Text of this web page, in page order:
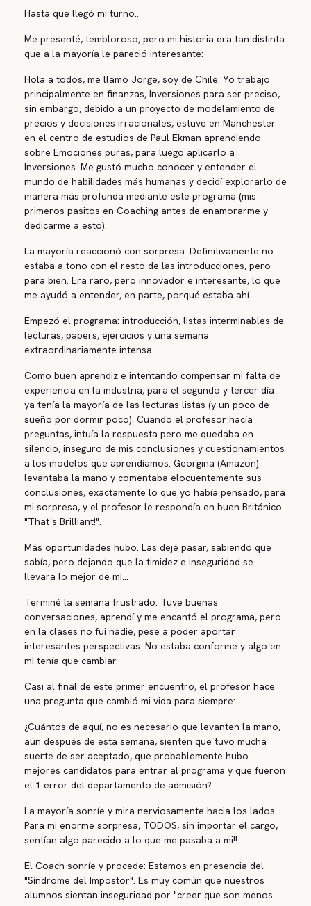
Hasta que llegó mi turno..
Me presenté, tembloroso, pero mi historia era tan distinta
que a la mayoría le pareció interesante:
Hola a todos, me llamo Jorge, soy de Chile. Yo trabajo
principalmente en finanzas, Inversiones para ser preciso,
sin embargo, debido a un proyecto de modelamiento de
precios y decisiones irracionales, estuve en Manchester
en el centro de estudios de Paul Ekman aprendiendo
sobre Emociones puras, para luego aplicarlo a
Inversiones. Me gustó mucho conocer y entender el
mundo de habilidades más humanas y decidí explorarlo de
manera más profunda mediante este programa (mis
primeros pasitos en Coaching antes de enamorarme y
dedicarme a esto).
La mayoría reaccionó con sorpresa. Definitivamente no
estaba a tono con el resto de las introducciones, pero
para bien. Era raro, pero innovador e interesante, lo que
me ayudó a entender, en parte, porqué estaba ahí.
Empezó el programa: introducción, listas interminables de
lecturas, papers, ejercicios y una semana
extraordinariamente intensa.
Como buen aprendiz e intentando compensar mi falta de
experiencia en la industria, para el segundo y tercer día
ya tenía la mayoría de las lecturas listas (y un poco de
sueño por dormir poco). Cuando el profesor hacía
preguntas, intuía la respuesta pero me quedaba en
silencio, inseguro de mis conclusiones y cuestionamientos
a los modelos que aprendíamos. Georgina (Amazon)
levantaba la mano y comentaba elocuentemente sus
conclusiones, exactamente lo que yo había pensado, para
mi sorpresa, y el profesor le respondía en buen Británico
"That´s Brilliant!".
Más oportunidades hubo. Las dejé pasar, sabiendo que
sabía, pero dejando que la timidez e inseguridad se
llevara lo mejor de mi...
Terminé la semana frustrado. Tuve buenas
conversaciones, aprendí y me encantó el programa, pero
en la clases no fui nadie, pese a poder aportar
interesantes perspectivas. No estaba conforme y algo en
mi tenía que cambiar.
Casi al final de este primer encuentro, el profesor hace
una pregunta que cambió mi vida para siempre:
¿Cuántos de aquí, no es necesario que levanten la mano,
aún después de esta semana, sienten que tuvo mucha
suerte de ser aceptado, que probablemente hubo
mejores candidatos para entrar al programa y que fueron
el 1 error del departamento de admisión?
La mayoría sonríe y mira nerviosamente hacia los lados.
Para mi enorme sorpresa, TODOS, sin importar el cargo,
sentían algo parecido a lo que me pasaba a mi!!
El Coach sonríe y procede: Estamos en presencia del
"Síndrome del Impostor". Es muy común que nuestros
alumnos sientan inseguridad por "creer que son menos